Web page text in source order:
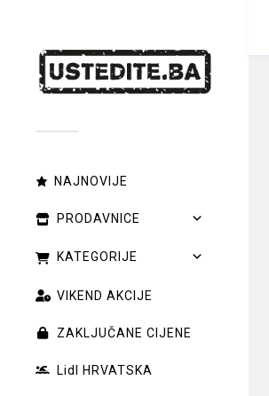
NAJNOVIJE
PRODAVNICE
KATEGORIJE
VIKEND AKCIJE
ZAKLJUČANE CIJENE
Lidl HRVATSKA